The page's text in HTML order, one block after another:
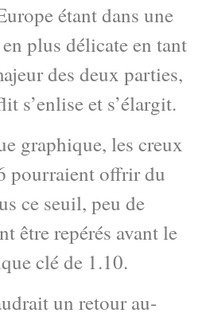
étant dans une
plus délicate en tant
des deux parties,
s’enlise et s’élargit.
graphique, les creux
pourraient offrir du
ce seuil, peu de
être repérés avant le
clé de 1.10.
un retour au-